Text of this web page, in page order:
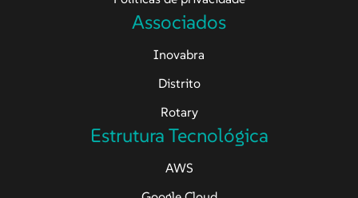
Associados
Inovabra
Distrito
Rotary
Estrutura Tecnológica
AWS